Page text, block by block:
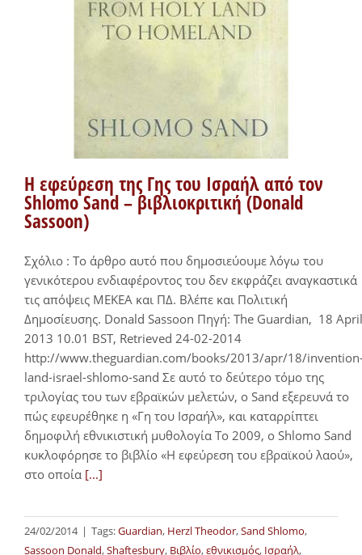
Η εφεύρεση της Γης του Ισραήλ από τον
Shlomo Sand – βιβλιοκριτική (Donald
Sassoon)
Σχόλιο : Το άρθρο αυτό που δημοσιεύουμε λόγω του
γενικότερου ενδιαφέροντος του δεν εκφράζει αναγκαστικά
τις απόψεις ΜΕΚΕΑ και ΠΔ. Βλέπε και Πολιτική
Δημοσίευσης. Donald Sassoon Πηγή: The Guardian, 18 April
2013 10.01 BST, Retrieved 24-02-2014
http://www.theguardian.com/books/2013/apr/18/
land-israel-shlomo-sand Σε αυτό το δεύτερο τόμο της
τριλογίας του των εβραϊκών μελετών, ο Sand εξερευνά το
πώς εφευρέθηκε η «Γη του Ισραήλ», και καταρρίπτει
δημοφιλή εθνικιστική μυθολογία Το 2009, ο Shlomo Sand
κυκλοφόρησε το βιβλίο «Η εφεύρεση του εβραϊκού λαού»,
στο οποία [...]
24/02/2014 | Tags:Guardian, Herzl Theodor,Sand Shlomo,
Sassoon Donald,Shaftesbury, Βιβλίο,εθνικισμός, Ισραήλ,